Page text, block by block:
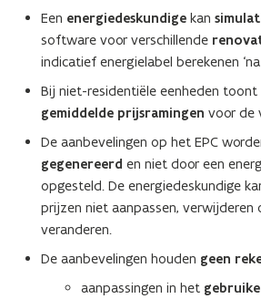
v
e
n
t
e
r
)
Een energiedeskundige kan
software voor verschillende
indicatief energielabel berekenen
Bij niet-residentiële eenheden toont
gemiddelde prijsramingen voor de
De aanbevelingen op het EPC
gegenereerd en niet door een
opgesteld. De energiedeskundige
prijzen niet aanpassen,
veranderen.
De aanbevelingen houden geen
aanpassingen in het